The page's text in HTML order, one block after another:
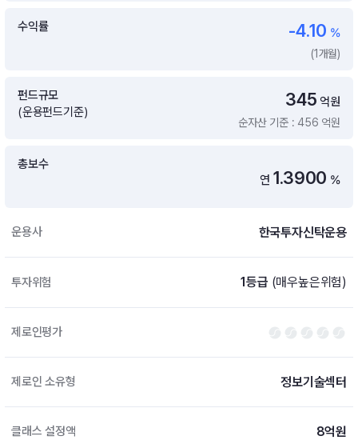
수익률 -4.10 %
(1개월)
펀드규모
(운용펀드기준)
345 억원
순자산 기준 : 456 억원
총보수
연 1.3900 %
운용사 한국투자신탁운용
투자위험 1등급 (매우높은위험)
제로인평가
제로인 소유형 정보기술섹터
클래스 설정액 8억원
월배당 포트
포트래빗 관리
미국 ETF 검색
ETF 비교
연금 ETF 검색
ETF트렌드 ETF 랭킹 · ETF 찾기 · 종목찾기
미국ETF테마
연금 펀드 검색
투자 라이브러리
ETF 처음투자
내맘대로 만들기
DIY 포트 관리
고객라운지
이벤트
공지사항
FAQ